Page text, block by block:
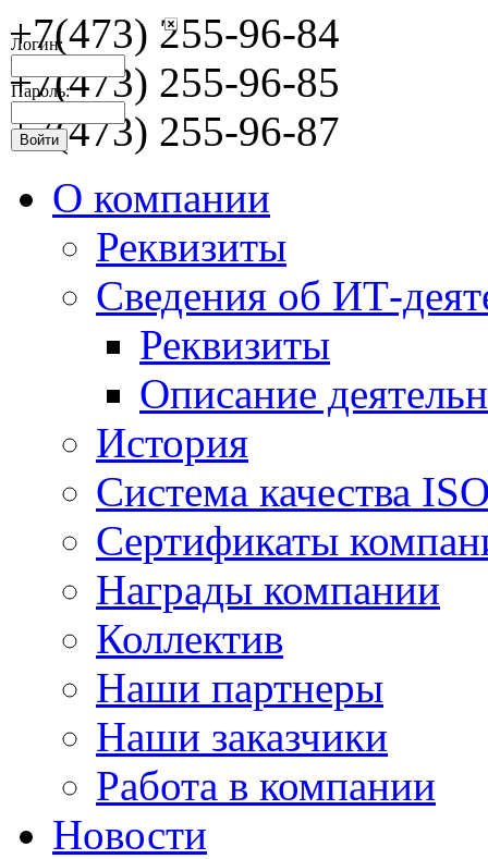
Логин:
Пароль:
+7(473) 255-96-84
+7(473) 255-96-85
+7(473) 255-96-87
О компании
Реквизиты
Сведения об ИТ-
Реквизиты
Описание
История
Система качества
Сертификаты
Награды компании
Коллектив
Наши партнеры
Наши заказчики
Работа в компании
Новости